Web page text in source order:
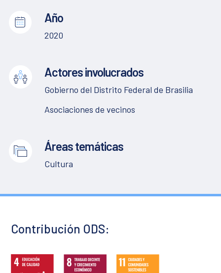
Año
2020
Actores involucrados
Gobierno del Distrito Federal de Brasilia
Asociaciones de vecinos
Áreas temáticas
Cultura
Contribución ODS: